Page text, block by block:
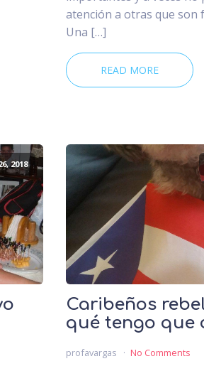
atención a otras que son
Una […]
READ MORE
2018
Caribeños
qué tengo que
profavargas No Comments